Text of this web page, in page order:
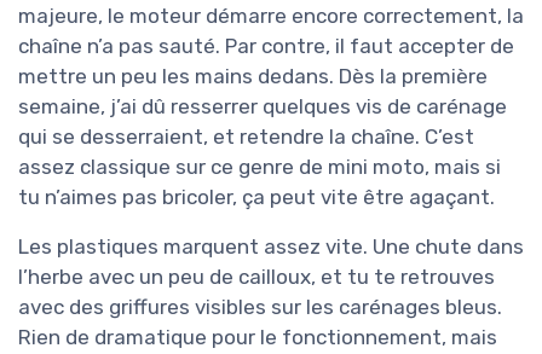
majeure, le moteur démarre encore correctement, la
chaîne n’a pas sauté. Par contre, il faut accepter de
mettre un peu les mains dedans. Dès la première
semaine, j’ai dû resserrer quelques vis de carénage
qui se desserraient, et retendre la chaîne. C’est
assez classique sur ce genre de mini moto, mais si
tu n’aimes pas bricoler, ça peut vite être agaçant.
Les plastiques marquent assez vite. Une chute dans
l’herbe avec un peu de cailloux, et tu te retrouves
avec des griffures visibles sur les carénages bleus.
Rien de dramatique pour le fonctionnement, mais